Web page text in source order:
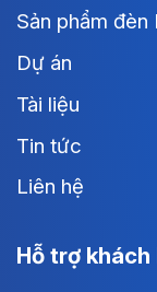
Sản phẩm đèn
Dự án
Tài liệu
Tin tức
Liên hệ
Hỗ trợ khách